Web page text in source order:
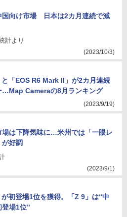
国向け市場 日本は2カ月連続で減
計より
(2023/10/3)
と「EOS R6 Mark II」が2カ月連続
…Map Cameraの8月ランキング
(2023/9/19)
場は下降気味に…米州では「一眼レ
が好調
(2023/9/1)
が初登場1位を獲得。「Z 9」は“中
場1位”